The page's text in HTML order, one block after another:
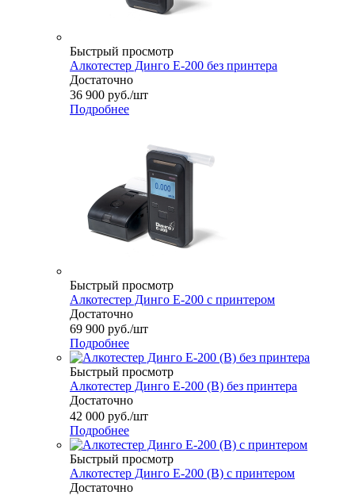
Быстрый просмотр
Алкотестер Динго Е-200 без принтера
Достаточно
36 900 руб./шт
Подробнее
Быстрый просмотр
Алкотестер Динго Е-200 с принтером
Достаточно
69 900 руб./шт
Подробнее
Быстрый просмотр
Алкотестер Динго Е-200 (B) без принтера
Достаточно
42 000 руб./шт
Подробнее
Быстрый просмотр
Алкотестер Динго Е-200 (B) с принтером
Достаточно